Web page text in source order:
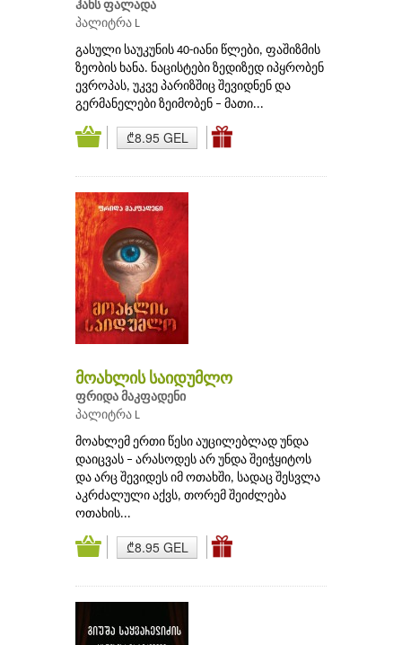
ჰანს ფალადა
პალიტრა L
გასული საუკუნის 40-იანი წლები, ფაშიზმის
ზეობის ხანა. ნაცისტები ზედიზედ იპყრობენ
ევროპას, უკვე პარიზშიც შევიდნენ და
გერმანელები ზეიმობენ – მათი...
₾8.95 GEL
მოახლის საიდუმლო
ფრიდა მაკფადენი
პალიტრა L
მოახლემ ერთი წესი აუცილებლად უნდა
დაიცვას – არასოდეს არ უნდა შეიჭყიტოს
და არც შევიდეს იმ ოთახში, სადაც შესვლა
აკრძალული აქვს, თორემ შეიძლება
ოთახის...
₾8.95 GEL